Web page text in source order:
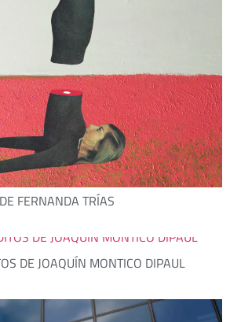
DE FERNANDA TRÍAS
DE JOAQUÍN MONTICO DIPAUL